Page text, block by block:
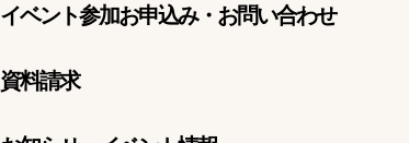
イベント参加お申込み・お問い合わせ
資料請求